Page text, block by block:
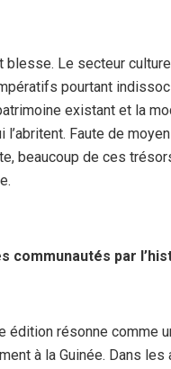
blesse. Le secteur
pourtant
existant et la
l’abritent. Faute de
beaucoup de ces
communautés par
édition résonne comme
à la Guinée. Dans les